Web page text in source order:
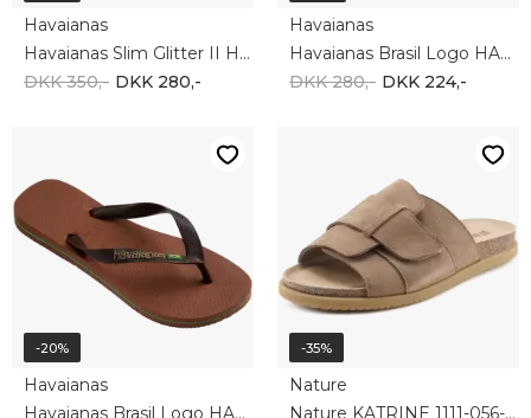
Havaianas
Havaianas Slim Glitter II HAW4146975-1121
DKK 350,- DKK 280,-
Havaianas
Havaianas Brasil Logo HAU4110850-0555
DKK 280,- DKK 224,-
-20%
Havaianas
Havaianas Brasil Logo HAU4110850-2815
-35%
Nature
Nature KATRINE 1111-056-157